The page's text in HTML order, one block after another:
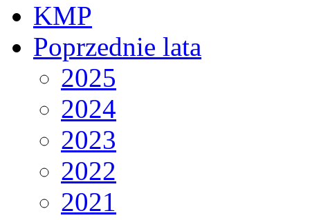
KMP
Poprzednie lata
2025
2024
2023
2022
2021